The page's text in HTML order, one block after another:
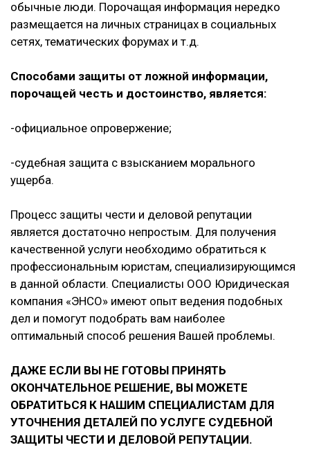
обычные люди. Порочащая информация нередко
размещается на личных страницах в социальных
сетях, тематических форумах и т.д.
Способами защиты от ложной информации,
порочащей честь и достоинство, является:
-официальное опровержение;
-судебная защита с взысканием морального
ущерба.
Процесс защиты чести и деловой репутации
является достаточно непростым. Для получения
качественной услуги необходимо обратиться к
профессиональным юристам, специализирующимся
в данной области. Специалисты ООО Юридическая
компания «ЭНСО» имеют опыт ведения подобных
дел и помогут подобрать вам наиболее
оптимальный способ решения Вашей проблемы.
ДАЖЕ ЕСЛИ ВЫ НЕ ГОТОВЫ ПРИНЯТЬ
ОКОНЧАТЕЛЬНОЕ РЕШЕНИЕ, ВЫ МОЖЕТЕ
ОБРАТИТЬСЯ К НАШИМ СПЕЦИАЛИСТАМ ДЛЯ
УТОЧНЕНИЯ ДЕТАЛЕЙ ПО УСЛУГЕ СУДЕБНОЙ
ЗАЩИТЫ ЧЕСТИ И ДЕЛОВОЙ РЕПУТАЦИИ.